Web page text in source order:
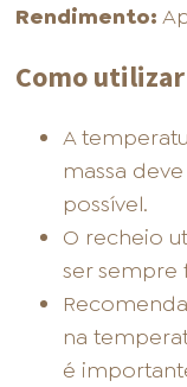
Rendimento:
Como utilizar
A
massa
possível.
O recheio
ser sempre
na
é